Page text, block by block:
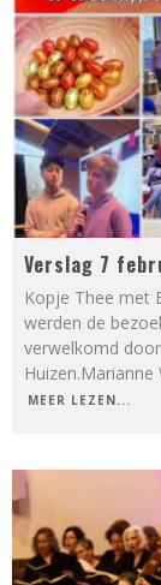
Verslag 7
Kopje Thee met
werden de
verwelkomd
MEER LEZEN...